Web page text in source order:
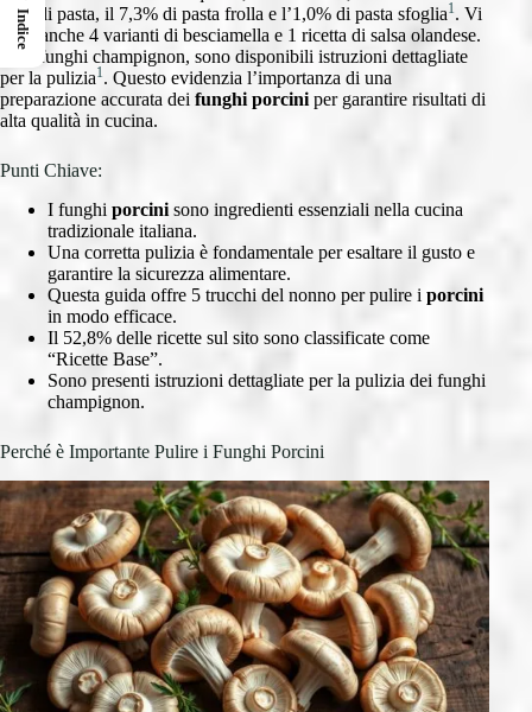
base di pasta, il 7,3% di pasta frolla e l’1,0% di pasta sfoglia1. Vi
sono anche 4 varianti di besciamella e 1 ricetta di salsa olandese.
Per i funghi champignon, sono disponibili istruzioni dettagliate
per la pulizia1. Questo evidenzia l’importanza di una
preparazione accurata dei funghi porcini per garantire risultati di
alta qualità in cucina.
Punti Chiave:
I funghi porcini sono ingredienti essenziali nella cucina
tradizionale italiana.
Una corretta pulizia è fondamentale per esaltare il gusto e
garantire la sicurezza alimentare.
Questa guida offre 5 trucchi del nonno per pulire i porcini
in modo efficace.
Il 52,8% delle ricette sul sito sono classificate come
“Ricette Base”.
Sono presenti istruzioni dettagliate per la pulizia dei funghi
champignon.
Perché è Importante Pulire i Funghi Porcini
Indice